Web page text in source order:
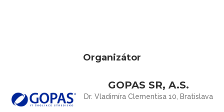
Organizátor
GOPAS SR, A.S.
Dr. Vladimíra Clementisa 10, Bratislava